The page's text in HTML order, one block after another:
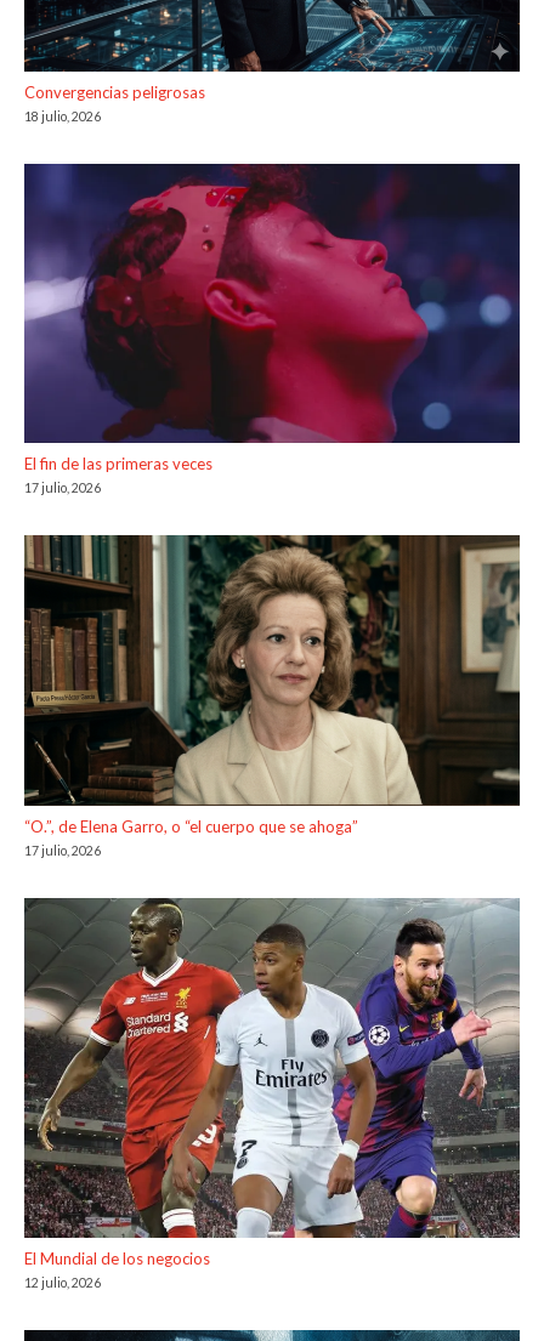
Convergencias peligrosas
18 julio, 2026
El fin de las primeras veces
17 julio, 2026
“O.”, de Elena Garro, o “el cuerpo que se ahoga”
17 julio, 2026
El Mundial de los negocios
12 julio, 2026